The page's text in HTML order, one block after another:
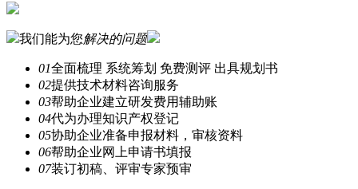
我们能为您解决的问题
01全面梳理 系统筹划 免费测评 出具规划书
02提供技术材料咨询服务
03帮助企业建立研发费用辅助账
04代为办理知识产权登记
05协助企业准备申报材料，审核资料
06帮助企业网上申请书填报
07装订初稿、评审专家预审